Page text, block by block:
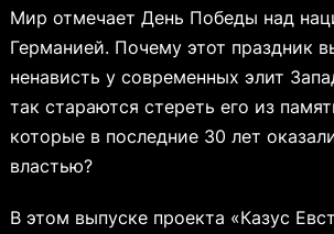
Мир отмечает День Победы над
Германией. Почему этот праздник
ненависть у современных элит
так стараются стереть его из
которые в последние 30 лет
властью?
В этом выпуске проекта «Казус